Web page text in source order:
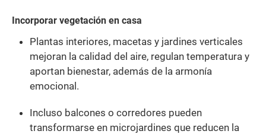
Incorporar vegetación en casa
Plantas interiores, macetas y jardines verticales
mejoran la calidad del aire, regulan temperatura y
aportan bienestar, además de la armonía
emocional.
Incluso balcones o corredores pueden
transformarse en microjardines que reducen la